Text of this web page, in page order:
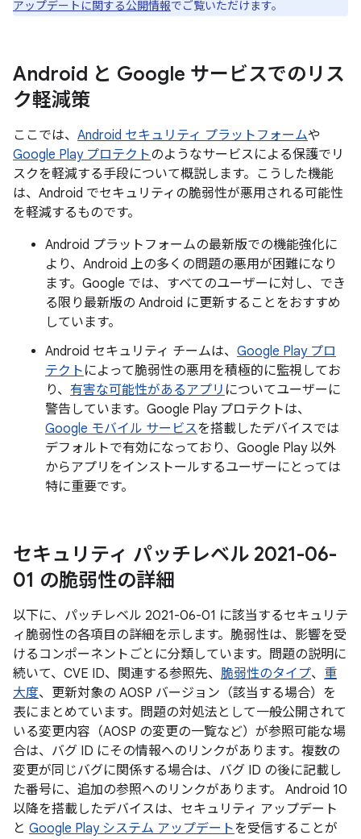
アップデートに関する公開情報でご覧いただけます。
Android と Google サービスでのリス
ク軽減策
ここでは、 Android セキュリティ プラットフォームや
Google Play プロテクトのようなサービスによる保護でリ
スクを軽減する手段について概説します。こうした機能
は、Android でセキュリティの脆弱性が悪用される可能性
を軽減するものです。
Android プラットフォームの最新版での機能強化に
より、Android 上の多くの問題の悪用が困難になり
ます。Google では、すべてのユーザーに対し、でき
る限り最新版の Android に更新することをおすすめ
しています。
Android セキュリティ チームは、 Google Play プロ
テクト によって脆弱性の悪用を積極的に監視してお
り、 有害な可能性があるアプリ についてユーザーに
警告しています。Google Play プロテクトは、
Google モバイル サービスを搭載したデバイスでは
デフォルトで有効になっており、Google Play 以外
からアプリをインストールするユーザーにとっては
特に重要です。
セキュリティ パッチレベル 2021-06-
01 の脆弱性の詳細
以下に、パッチレベル 2021-06-01 に該当するセキュリテ
ィ脆弱性の各項目の詳細を示します。脆弱性は、影響を受
けるコンポーネントごとに分類しています。問題の説明に
続いて、CVE ID、関連する参照先、 脆弱性のタイプ、 重
大度、更新対象の AOSP バージョン（該当する場合）を
表にまとめています。問題の対処法として一般公開されて
いる変更内容（AOSP の変更の一覧など）が参照可能な場
合は、バグ ID にその情報へのリンクがあります。複数の
変更が同じバグに関係する場合は、バグ ID の後に記載し
た番号に、追加の参照へのリンクがあります。 Android 10
以降を搭載したデバイスは、セキュリティ アップデート
と Google Play システム アップデートを受信することが